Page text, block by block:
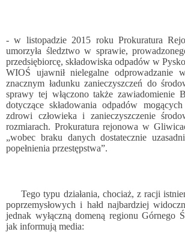
- w listopadzie 2015 roku Prokuratura
umorzyła śledztwo w sprawie,
przedsiębiorcę, składowiska odpadów w
WIOŚ ujawnił nielegalne odprowadzanie
znacznym ładunku zanieczyszczeń do
sprawy tej włączono także zawiadomienie
dotyczące składowania odpadów
zdrowi człowieka i zanieczyszczenie
rozmiarach. Prokuratura rejonowa w
„wobec braku danych dostatecznie
popełnienia przestępstwa”.
Tego typu działania, chociaż, z racji
poprzemysłowych i hałd najbardziej
jednak wyłączną domeną regionu Górnego
jak informują media: